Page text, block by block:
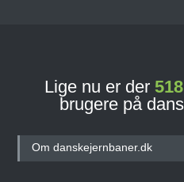
Lige nu er der 518
brugere på
Om danskejernbaner.dk